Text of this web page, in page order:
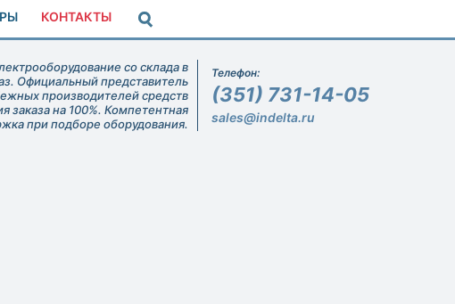
КОНТАКТЫ
со склада в
Официальный представитель
производителей средств
заказа на 100%. Компетентная
при подборе оборудования.
Телефон:
(351) 731-14-05
sales@indelta.ru